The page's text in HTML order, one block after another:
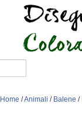
Home /Animali / Balene /